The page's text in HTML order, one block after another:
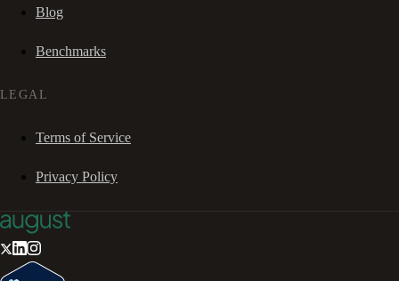
Blog
Benchmarks
LEGAL
Terms of Service
Privacy Policy